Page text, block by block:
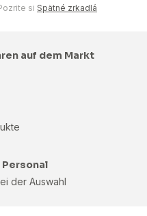
si Spätné zrkadlá
auf dem Markt
der Auswahl